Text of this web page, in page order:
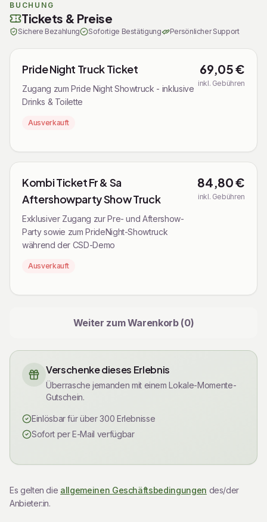
Tickets
BUCHUNG
Tickets & Preise
Sichere Bezahlung Sofortige Bestätigung Persönlicher Support
Pride Night Truck Ticket
Zugang zum Pride Night Showtruck - inklusive
Drinks & Toilette
69,05 €
inkl. Gebühren
Ausverkauft
Kombi Ticket Fr & Sa
Aftershowparty Show Truck
Exklusiver Zugang zur Pre- und Aftershow-
Party sowie zum PrideNight-Showtruck
während der CSD-Demo
84,80 €
inkl. Gebühren
Ausverkauft
Weiter zum Warenkorb (0)
Verschenke dieses Erlebnis
Überrasche jemanden mit einem Lokale-Momente-
Gutschein.
Einlösbar für über 300 Erlebnisse
Sofort per E-Mail verfügbar
Rechtliche Informationen
Es gelten die allgemeinen Geschäftsbedingungen des/der
Anbieter:in.